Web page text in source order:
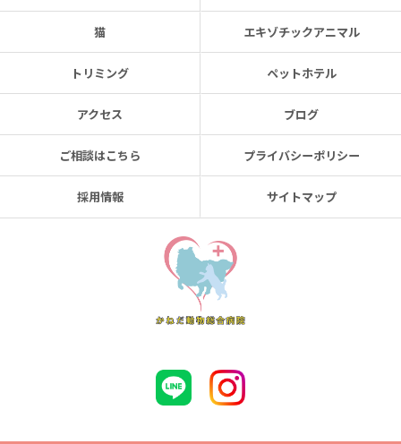
猫 エキゾチックアニマル
トリミング ペットホテル
アクセス ブログ
ご相談はこちら プライバシーポリシー
採用情報 サイトマップ